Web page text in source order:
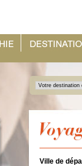
Ville de